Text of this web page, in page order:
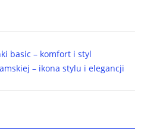
basic – komfort i styl
– ikona stylu i elegancji